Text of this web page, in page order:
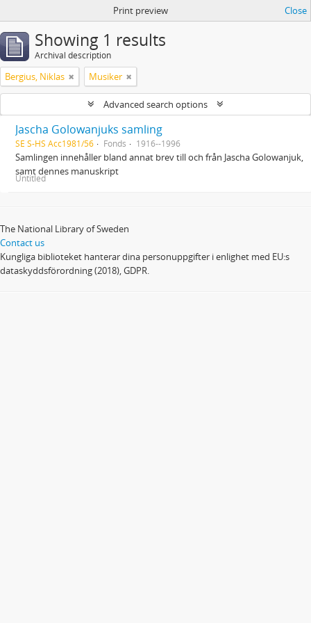
Print preview Close
Showing 1 results
Archival description
Bergius, Niklas Musiker
Advanced search options
Jascha Golowanjuks samling
SE S-HS Acc1981/56 Fonds 1916--1996
Samlingen innehåller bland annat brev till och från Jascha Golowanjuk,
samt dennes manuskript
Untitled
The National Library of Sweden
Contact us
Kungliga biblioteket hanterar dina personuppgifter i enlighet med EU:s
dataskyddsförordning (2018), GDPR.